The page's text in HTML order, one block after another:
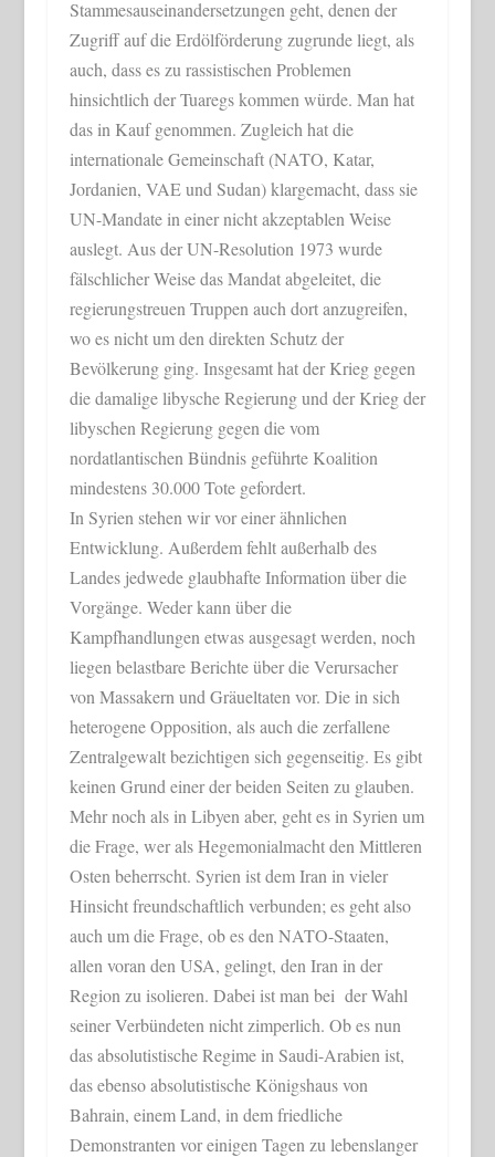
Stammesauseinandersetzungen geht, denen der
Zugriff auf die Erdölförderung zugrunde liegt, als
auch, dass es zu rassistischen Problemen
hinsichtlich der Tuaregs kommen würde. Man hat
das in Kauf genommen. Zugleich hat die
internationale Gemeinschaft (NATO, Katar,
Jordanien, VAE und Sudan) klargemacht, dass sie
UN-Mandate in einer nicht akzeptablen Weise
auslegt. Aus der UN-Resolution 1973 wurde
fälschlicher Weise das Mandat abgeleitet, die
regierungstreuen Truppen auch dort anzugreifen,
wo es nicht um den direkten Schutz der
Bevölkerung ging. Insgesamt hat der Krieg gegen
die damalige libysche Regierung und der Krieg der
libyschen Regierung gegen die vom
nordatlantischen Bündnis geführte Koalition
mindestens 30.000 Tote gefordert.
In Syrien stehen wir vor einer ähnlichen
Entwicklung. Außerdem fehlt außerhalb des
Landes jedwede glaubhafte Information über die
Vorgänge. Weder kann über die
Kampfhandlungen etwas ausgesagt werden, noch
liegen belastbare Berichte über die Verursacher
von Massakern und Gräueltaten vor. Die in sich
heterogene Opposition, als auch die zerfallene
Zentralgewalt bezichtigen sich gegenseitig. Es gibt
keinen Grund einer der beiden Seiten zu glauben.
Mehr noch als in Libyen aber, geht es in Syrien um
die Frage, wer als Hegemonialmacht den Mittleren
Osten beherrscht. Syrien ist dem Iran in vieler
Hinsicht freundschaftlich verbunden; es geht also
auch um die Frage, ob es den NATO-Staaten,
allen voran den USA, gelingt, den Iran in der
Region zu isolieren. Dabei ist man bei der Wahl
seiner Verbündeten nicht zimperlich. Ob es nun
das absolutistische Regime in Saudi-Arabien ist,
das ebenso absolutistische Königshaus von
Bahrain, einem Land, in dem friedliche
Demonstranten vor einigen Tagen zu lebenslanger